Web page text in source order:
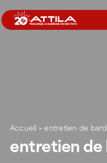
au
contenu
Votre toit
Accueil >entretien de
entretien de